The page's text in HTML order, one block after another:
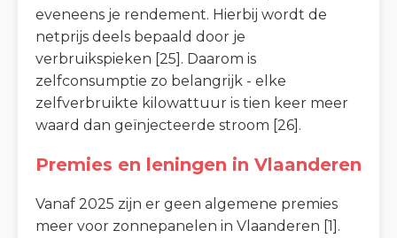
eveneens je rendement. Hierbij wordt de
netprijs deels bepaald door je
verbruikspieken [25]. Daarom is
zelfconsumptie zo belangrijk - elke
zelfverbruikte kilowattuur is tien keer meer
waard dan geïnjecteerde stroom [26].
Premies en leningen in Vlaanderen
Vanaf 2025 zijn er geen algemene premies
meer voor zonnepanelen in Vlaanderen [1].